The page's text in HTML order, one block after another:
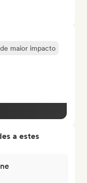
maior impacto
a estes